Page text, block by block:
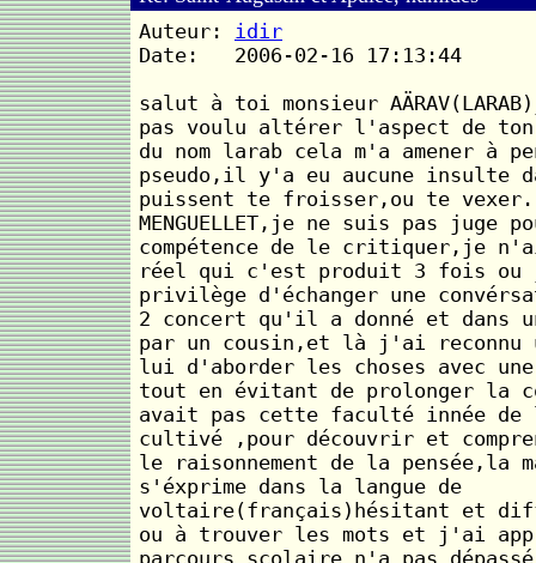
Auteur: idir
Date: 2006-02-16 17:13:44
salut à toi monsieur
pas voulu altérer l'aspect de
du nom larab cela m'a amener à
pseudo,il y'a eu aucune insulte
puissent te froisser,ou te
MENGUELLET,je ne suis pas juge
compétence de le critiquer,je
réel qui c'est produit 3 fois
privilège d'échanger une
2 concert qu'il a donné et dans
par un cousin,et là j'ai
lui d'aborder les choses avec une
tout en évitant de prolonger la
avait pas cette faculté innée de
cultivé ,pour découvrir et
le raisonnement de la pensée,la
s'éxprime dans la langue de
voltaire(français)hésitant et
ou à trouver les mots et j'ai
parcours scolaire n'a pas